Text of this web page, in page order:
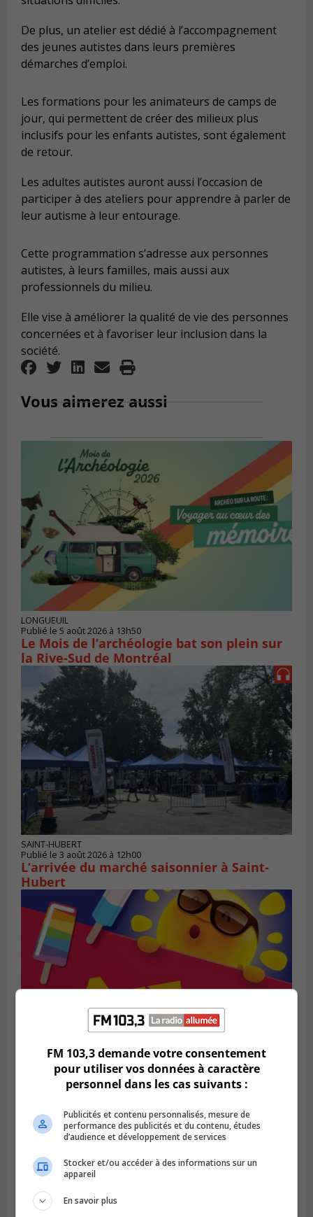
De plus, un atelier est dédié à l’accompagnement
des jeunes autistes dans leurs premières
démarches d’emploi.
Les formations pour les animateurs de camps de
jour, qui permettent de créer des milieux plus
inclusifs pour les enfants autistes, sont également
de retour.
Les adultes autistes auront aussi l’occasion de
participer à des ateliers pour apprendre à parler de
leur autisme à leur entourage.
Cette programmation s’adresse aux personnes
autistes, à leurs familles, mais aussi aux
professionnels du milieu.
Elle vise à améliorer la qualité de vie des personnes
concernées et à favoriser leur inclusion dans la
société.
Vous aimerez aussi
LONGUEUIL
Publié le 5 août 2026 à 13h50
Le Mois de l’archéologie bat son plein sur
la Rive-Sud de Montréal
SAINT-HUBERT
Publié le 3 août 2026 à 12h00
L’arrivée du marché saisonnier à Saint-
Hubert
SAINT-BRUNO-DE-MONTARVILLE
Publié le 2 août 2026 à 08h06
La Fête des parcs est de retour à Saint-
FM 103,3 demande votre consentement
pour utiliser vos données à caractère
personnel dans les cas suivants :
Publicités et contenu personnalisés, mesure de
performance des publicités et du contenu, études
d’audience et développement de services
Stocker et/ou accéder à des informations sur un
appareil
En savoir plus